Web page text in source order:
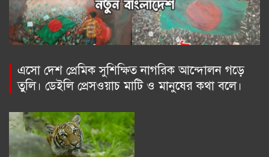
এসো দেশ প্রেমিক সুশিক্ষিত নাগরিক আন্দোলন গড়ে
তুলি। ডেইলি প্রেসওয়াচ মাটি ও মানুষের কথা বলে।